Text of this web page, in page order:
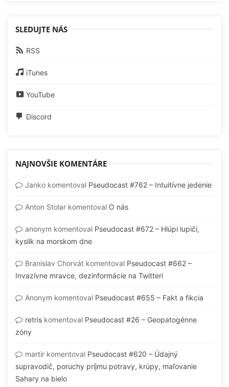
SLEDUJTE NÁS
RSS
iTunes
YouTube
Discord
NAJNOVŠIE KOMENTÁRE
Janko komentoval Pseudocast #762 – Intuitívne jedenie
Anton Stolar komentoval O nás
anonym komentoval Pseudocast #672 – Hlúpi lupiči,
kyslík na morskom dne
Branislav Chorvát komentoval Pseudocast #662 –
Invazívne mravce, dezinformácie na Twitteri
Anonym komentoval Pseudocast #655 – Fakt a fikcia
retris komentoval Pseudocast #26 – Geopatogénne
zóny
martir komentoval Pseudocast #620 – Údajný
supravodič, poruchy príjmu potravy, krúpy, maľovanie
Sahary na bielo